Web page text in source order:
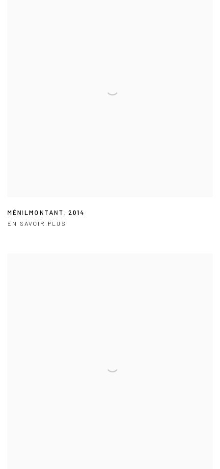
MÉNILMONTANT,2014
EN SAVOIR PLUS